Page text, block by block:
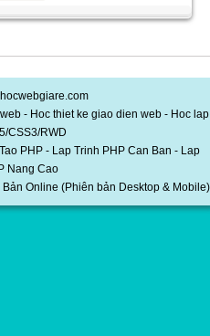
- Hoc thiet ke giao dien web - Hoc lap
CSS3/RWD
PHP - Lap Trinh PHP Can Ban - Lap
Nang Cao
Online (Phiên bản Desktop & Mobile)